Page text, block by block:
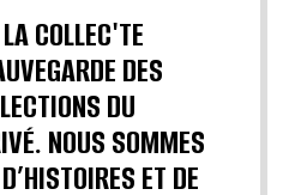
COLLEC'TE
DES
DU
NOUS SOMMES
ET DE